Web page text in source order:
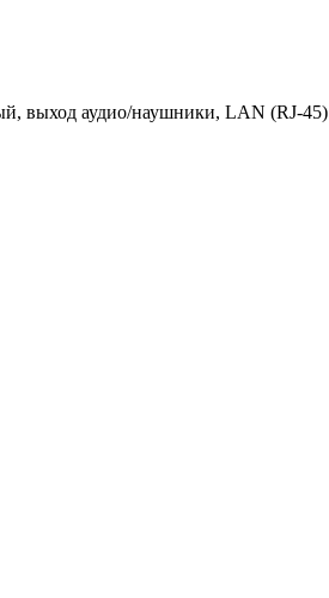
выход аудио/наушники, LAN (RJ-45)